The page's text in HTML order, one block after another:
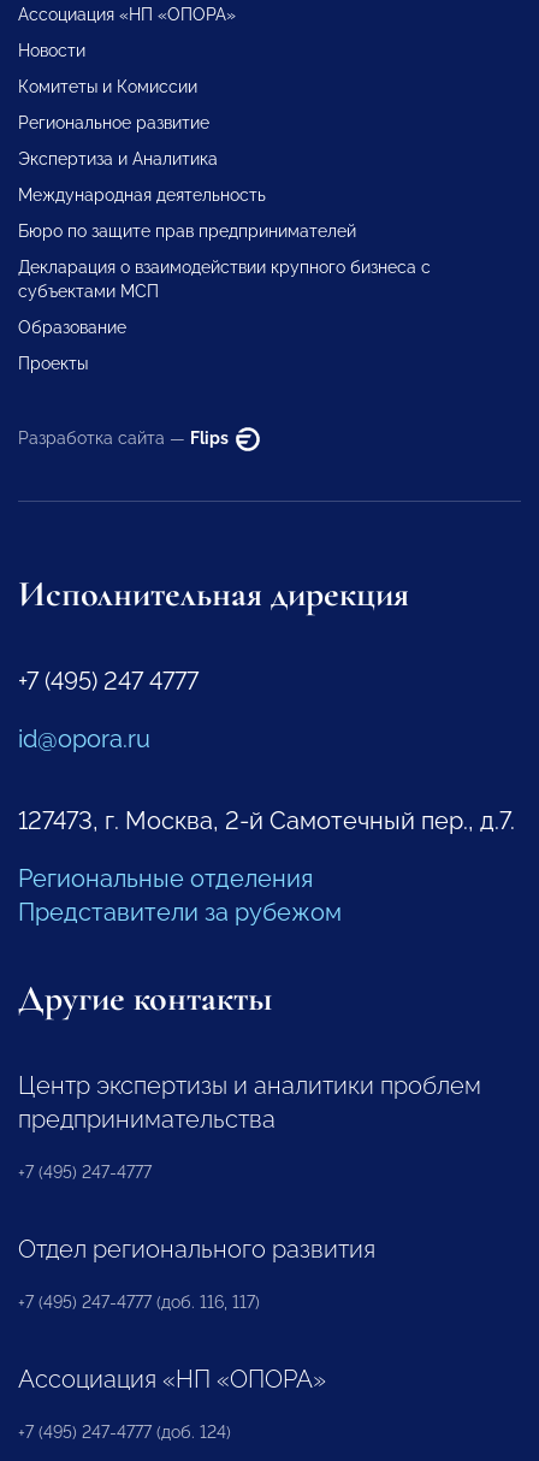
Ассоциация «НП «ОПОРА»
Новости
Комитеты и Комиссии
Региональное развитие
Экспертиза и Аналитика
Международная деятельность
Бюро по защите прав предпринимателей
Декларация о взаимодействии крупного бизнеса с
субъектами МСП
Образование
Проекты
Разработка сайта — Flips
Исполнительная дирекция
+7 (495) 247 4777
id@opora.ru
127473, г. Москва, 2-й Самотечный пер., д.7.
Региональные отделения
Представители за рубежом
Другие контакты
Центр экспертизы и аналитики проблем
предпринимательства
+7 (495) 247-4777
Отдел регионального развития
+7 (495) 247-4777 (доб. 116, 117)
Ассоциация «НП «ОПОРА»
+7 (495) 247-4777 (доб. 124)